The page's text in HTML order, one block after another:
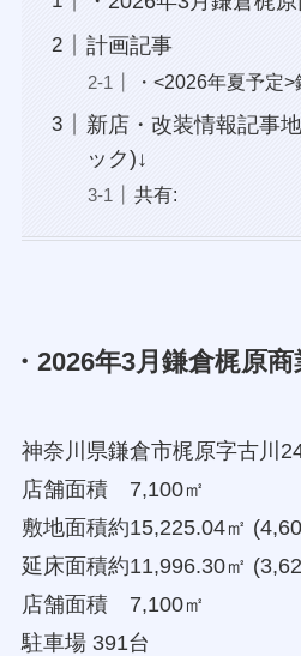
計画記事
・<2026年夏予定
新店・改装情報記事
ック)↓
共有:
・2026年3月鎌倉梶原
神奈川県鎌倉市梶原字古川
店舗面積 7,100㎡
敷地面積約15,225.04㎡
延床面積約11,996.30㎡
店舗面積 7,100㎡
駐車場 391台